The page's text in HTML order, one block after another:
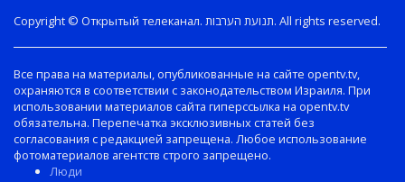
Copyright © Открытый телеканал. תנועת הערבות. All rights reserved.
Все права на материалы, опубликованные на сайте opentv.tv,
охраняются в соответствии с законодательством Израиля. При
использовании материалов сайта гиперссылка на opentv.tv
обязательна. Перепечатка эксклюзивных статей без
согласования с редакцией запрещена. Любое использование
фотоматериалов агентств строго запрещено.
Люди